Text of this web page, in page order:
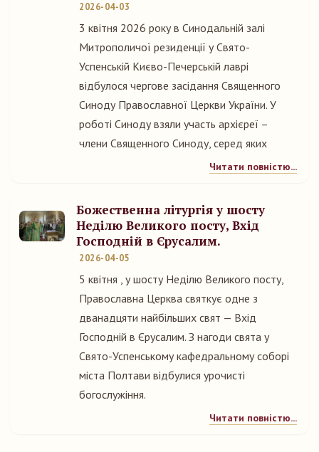
2026-04-03
3 квітня 2026 року в Синодальній залі
Митрополичої резиденції у Свято-
Успенській Києво-Печерській лаврі
відбулося чергове засідання Священного
Синоду Православної Церкви України. У
роботі Синоду взяли участь архієреї –
члени Священного Синоду, серед яких
Читати повністю...
Божественна літургія у шосту
Неділю Великого посту, Вхід
Господній в Єрусалим.
2026-04-05
5 квітня , у шосту Неділю Великого посту,
Православна Церква святкує одне з
дванадцяти найбільших свят — Вхід
Господній в Єрусалим. З нагоди свята у
Свято-Успенському кафедральному соборі
міста Полтави відбулися урочисті
богослужіння.
Читати повністю...